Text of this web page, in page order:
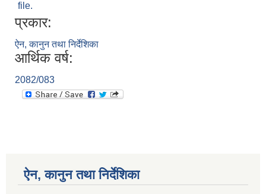
file.
प्रकार:
ऐन, कानुन तथा निर्देशिका
आर्थिक वर्ष:
2082/083
ऐन, कानुन तथा निर्देशिका